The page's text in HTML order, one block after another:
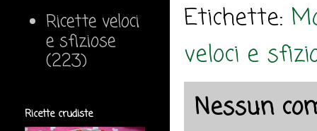
Etichette:
veloci e
Nessun
Ricette veloci
e sfiziose
(223)
Ricette crudiste